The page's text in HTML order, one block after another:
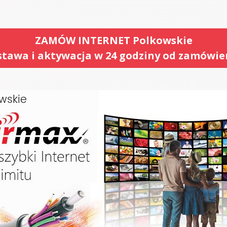
ZAMÓW INTERNET Polkowskie
i aktywacja w 24 godziny od